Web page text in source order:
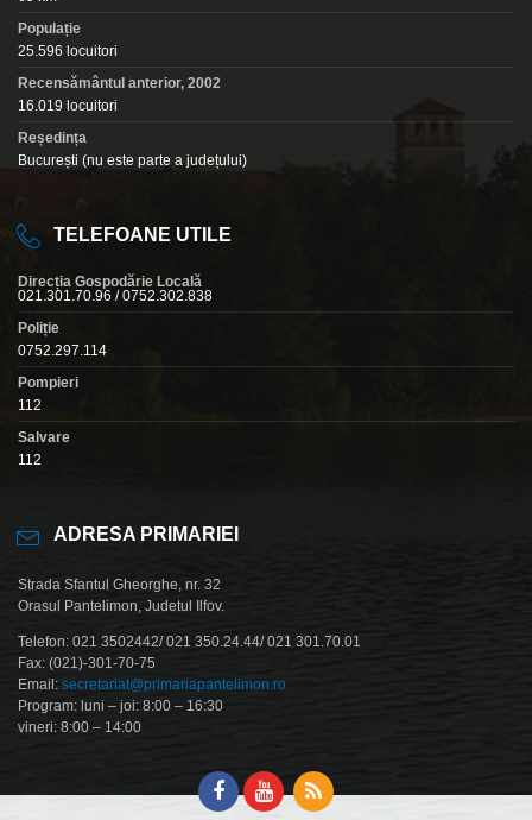
Populație
25.596 locuitori
Recensământul anterior, 2002
16.019 locuitori
Reședința
București (nu este parte a județului)
TELEFOANE UTILE
Direcția Gospodărie Locală
021.301.70.96 / 0752.302.838
Poliție
0752.297.114
Pompieri
112
Salvare
112
ADRESA PRIMARIEI
Strada Sfantul Gheorghe, nr. 32
Orasul Pantelimon, Judetul Ilfov.
Telefon: 021 3502442/ 021 350.24.44/ 021 301.70.01
Fax: (021)-301-70-75
Email: secretariat@primariapantelimon.ro
Program: luni – joi: 8:00 – 16:30
vineri: 8:00 – 14:00